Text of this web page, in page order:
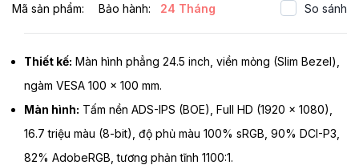
Mã sản phẩm: Bảo hành: 24 Tháng So sánh
Thiết kế: Màn hình phẳng 24.5 inch, viền mỏng (Slim Bezel),
ngàm VESA 100 x 100 mm.
Màn hình: Tấm nền ADS-IPS (BOE), Full HD (1920 x 1080),
16.7 triệu màu (8-bit), độ phủ màu 100% sRGB, 90% DCI-P3,
82% AdobeRGB, tương phản tĩnh 1100:1.